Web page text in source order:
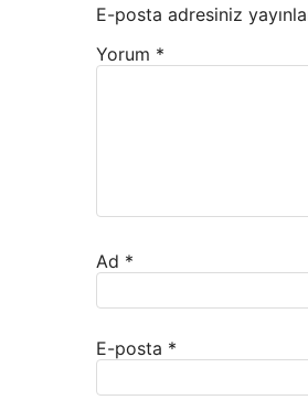
E-posta adresiniz
Yorum *
Ad *
E-posta *